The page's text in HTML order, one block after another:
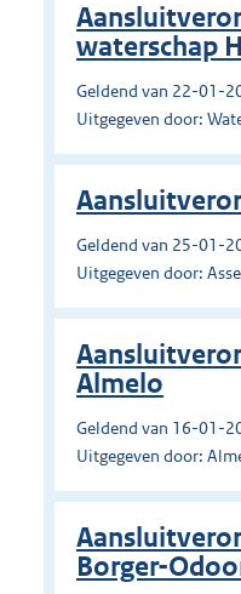
waterschap
Geldend van 22-01-
Uitgegeven door:
Geldend van 25-01-
Uitgegeven door:
Almelo
Geldend van 16-01-
Uitgegeven door:
Borger-